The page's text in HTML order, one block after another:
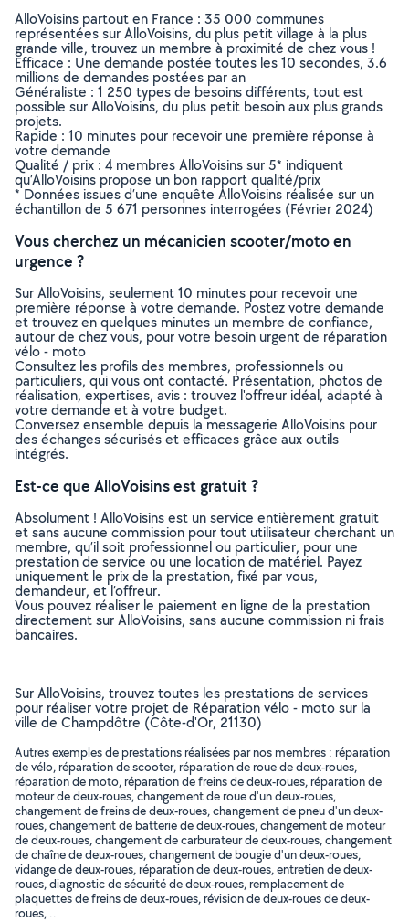
AlloVoisins partout en France : 35 000 communes
représentées sur AlloVoisins, du plus petit village à la plus
grande ville, trouvez un membre à proximité de chez vous !
Efficace : Une demande postée toutes les 10 secondes, 3.6
millions de demandes postées par an
Généraliste : 1 250 types de besoins différents, tout est
possible sur AlloVoisins, du plus petit besoin aux plus grands
projets.
Rapide : 10 minutes pour recevoir une première réponse à
votre demande
Qualité / prix : 4 membres AlloVoisins sur 5* indiquent
qu’AlloVoisins propose un bon rapport qualité/prix
* Données issues d’une enquête AlloVoisins réalisée sur un
échantillon de 5 671 personnes interrogées (Février 2024)
Vous cherchez un mécanicien scooter/moto en
urgence ?
Sur AlloVoisins, seulement 10 minutes pour recevoir une
première réponse à votre demande. Postez votre demande
et trouvez en quelques minutes un membre de confiance,
autour de chez vous, pour votre besoin urgent de réparation
vélo - moto
Consultez les profils des membres, professionnels ou
particuliers, qui vous ont contacté. Présentation, photos de
réalisation, expertises, avis : trouvez l'offreur idéal, adapté à
votre demande et à votre budget.
Conversez ensemble depuis la messagerie AlloVoisins pour
des échanges sécurisés et efficaces grâce aux outils
intégrés.
Est-ce que AlloVoisins est gratuit ?
Absolument ! AlloVoisins est un service entièrement gratuit
et sans aucune commission pour tout utilisateur cherchant un
membre, qu’il soit professionnel ou particulier, pour une
prestation de service ou une location de matériel. Payez
uniquement le prix de la prestation, fixé par vous,
demandeur, et l’offreur.
Vous pouvez réaliser le paiement en ligne de la prestation
directement sur AlloVoisins, sans aucune commission ni frais
bancaires.
Sur AlloVoisins, trouvez toutes les prestations de services
pour réaliser votre projet de Réparation vélo - moto sur la
ville de Champdôtre (Côte-d'Or, 21130)
Autres exemples de prestations réalisées par nos membres : réparation
de vélo, réparation de scooter, réparation de roue de deux-roues,
réparation de moto, réparation de freins de deux-roues, réparation de
moteur de deux-roues, changement de roue d'un deux-roues,
changement de freins de deux-roues, changement de pneu d'un deux-
roues, changement de batterie de deux-roues, changement de moteur
de deux-roues, changement de carburateur de deux-roues, changement
de chaîne de deux-roues, changement de bougie d'un deux-roues,
vidange de deux-roues, réparation de deux-roues, entretien de deux-
roues, diagnostic de sécurité de deux-roues, remplacement de
plaquettes de freins de deux-roues, révision de deux-roues de deux-
roues, ..